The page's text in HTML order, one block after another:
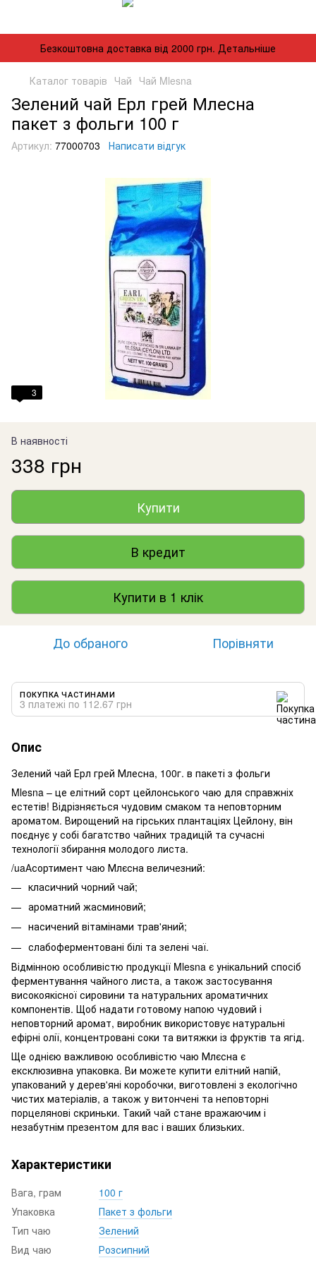
Безкоштовна доставка від 2000 грн. Детальніше
Каталог товарів Чай Чай Mlesna
Зелений чай Ерл грей Млесна
пакет з фольги 100 г
Артикул: 77000703 Написати відгук
3
В наявності
338 грн
Купити
В кредит
Купити в 1 клік
До обраного Порівняти
ПОКУПКА ЧАСТИНАМИ
3 платежі по 112.67 грн
Опис
Зелений чай Ерл грей Млесна, 100г. в пакеті з фольги
Mlesna – це елітний сорт цейлонського чаю для справжніх
естетів! Відрізняється чудовим смаком та неповторним
ароматом. Вирощений на гірських плантаціях Цейлону, він
поєднує у собі багатство чайних традицій та сучасні
технології збирання молодого листа.
/uaАсортимент чаю Млєсна величезний:
класичний чорний чай;
ароматний жасминовий;
насичений вітамінами трав'яний;
слабоферментовані білі та зелені чаї.
Відмінною особливістю продукції Mlesna є унікальний спосіб
ферментування чайного листа, а також застосування
високоякісної сировини та натуральних ароматичних
компонентів. Щоб надати готовому напою чудовий і
неповторний аромат, виробник використовує натуральні
ефірні олії, концентровані соки та витяжки із фруктів та ягід.
Ще однією важливою особливістю чаю Млєсна є
ексклюзивна упаковка. Ви можете купити елітний напій,
упакований у дерев'яні коробочки, виготовлені з екологічно
чистих матеріалів, а також у витончені та неповторні
порцелянові скриньки. Такий чай стане вражаючим і
незабутнім презентом для вас і ваших близьких.
Характеристики
Вага, грам
100 г
Упаковка
Пакет з фольги
Тип чаю
Зелений
Вид чаю
Розсипний